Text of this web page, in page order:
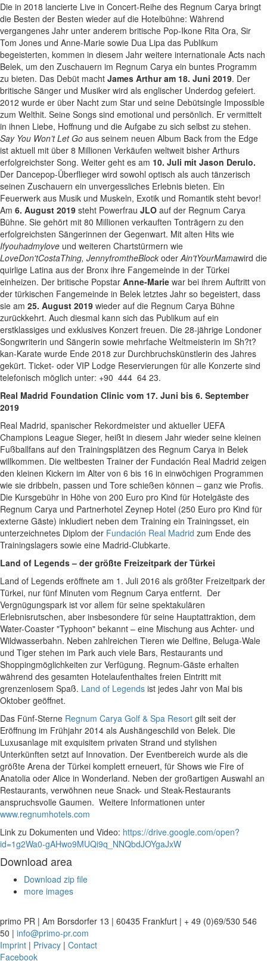
Die in 2018 lancierte Live in Concert-Reihe des Regnum Carya bringt
die Besten der Besten wieder auf die Hotelbühne: Während
vergangenes Jahr unter anderem britische Pop-Ikone Rita Ora, Sir
Tom Jones und Anne-Marie sowie Dua Lipa das Publikum
begeisterten, kommen in diesem Jahr weitere internationale Acts nach
Belek, um den Zuschauern im Regnum Carya ein buntes Programm
zu bieten. Das Debüt macht James Arthur am 18. Juni 2019. Der
britische Sänger und Musiker wird als englischer Underdog gefeiert.
2012 wurde er über Nacht zum Star und seine Debütsingle Impossible
zum Welthit. Seine Songs sind emotional und persönlich. Er vermittelt
in ihnen Liebe, Hoffnung und die Aufgabe zu sich selbst zu stehen.
Say You Won’t Let Go aus seinem neuen Album Back from the Edge
ist aktuell mit über 8 Millionen Verkäufen weltweit bisher Arthurs
erfolgreichster Song. Weiter geht es am 10. Juli mit Jason Derulo.
Der Dancepop-Überflieger wird sowohl optisch als auch tänzerisch
seinen Zuschauern ein unvergessliches Erlebnis bieten. Ein
Feuerwerk aus Musik und Muskeln, Exotik und Romantik steht bevor!
Am 6. August 2019 steht Powerfrau JLO auf der Regnum Carya
Bühne. Sie gehört mit 80 Millionen verkauften Tonträgern zu den
erfolgreichsten Sängerinnen der Gegenwart. Mit alten Hits wie
Ifyouhadmylove und weiteren Chartstürmern wie
LoveDon'tCostaThing, JennyfromtheBlock oderAin'tYourMamawird die
quirlige Latina aus der Bronx ihre Fangemeinde in der Türkei
einheizen. Der britische Popstar Anne-Marie war bei ihrem Auftritt von
der türkischen Fangemeinde in Belek letztes Jahr so begeistert, dass
sie am 25. August 2019 wieder auf die Regnum Carya Bühne
zurückkehrt. Auch diesmal kann sich das Publikum auf ein
erstklassiges und exklusives Konzert freuen. Die 28-jährige Londoner
Songwriterin und Sängerin sowie mehrfache Weltmeisterin im Sh?t?
kan-Karate wurde Ende 2018 zur Durchbruchskünstlerin des Jahres
gekürt. Ticket- oder VIP Lodge Reservierungen für alle Konzerte sind
telefonisch möglich unter: +90 444 64 23.
Real Madrid Foundation Clinic vom 17. Juni bis 6. September
2019
Real Madrid, spanischer Rekordmeister und aktueller UEFA
Champions League Sieger, heißt in diesem Jahr wieder seine kleinen
Fußballfans auf den Trainingsplätzen des Regnum Carya in Belek
willkommen. Die weltbesten Trainer der Fundación Real Madrid zeigen
den kleinen Kickern im Alter von 6 bis 16 in einwöchigen Programmen
wie sie dribbeln, passen und Tore schießen können – ganz wie Profis.
Die Kursgebühr in Höhe von 200 Euro pro Kind für Hotelgäste des
Regnum Carya und Partnerhotel Zeynep Hotel (250 Euro pro Kind für
externe Gäste) inkludiert neben dem Training ein Trainingsset, ein
unterzeichnetes Diplom der Fundación Real Madrid zum Ende des
Trainingslagers sowie eine Madrid-Clubkarte.
Land of Legends – der größte Freizeitpark der Türkei
Land of Legends eröffnete am 1. Juli 2016 als größter Freizeitpark der
Türkei, nur fünf Minuten vom Regnum Carya entfernt. Der
Vergnügungspark ist vor allem für seine spektakulären
Erlebnisrutschen, aber insbesondere für seine Hauptattraktion, dem
Water-Coaster "Typhoon" bekannt – eine Mischung aus Achter- und
Wildwasserbahn. Neben zahlreichen Tieren wie Delfine, Beluga-Wale
und Tiger stehen im Park auch viele Bars, Restaurants und
Shoppingmöglichkeiten zur Verfügung. Regnum-Gäste erhalten
während des gesamten Hotelaufenthaltes freien Eintritt mit
grenzenlosem Spaß. Land of Legends ist jedes Jahr von Mai bis
Oktober geöffnet.
Das Fünf-Sterne Regnum Carya Golf & Spa Resort gilt seit der
Eröffnung im Frühjahr 2014 als Aushängeschild von Belek. Die
Luxusanlage mit exquisitem privaten Strand und stylishen
Unterkünften setzt auf Innovation. Der Eventbereich wurde als die
größte Arena der Türkei komplett erneuert, für Shows wie Fire of
Anatolia oder Alice in Wonderland. Neben der großartigen Auswahl an
Restaurants, verwöhnen neue Snack- und Steak-Restaurants
anspruchsvolle Gaumen. Weitere Informationen unter
www.regnumhotels.com
Link zu Dokumenten und Video: https://drive.google.com/open?
id=1g2Wa0-gAHwo9MUQi9q_NNQbdJOYgaJxW
Download area
Download zip file
more images
primo PR | Am Borsdorfer 13 | 60435 Frankfurt | + 49 (0)69/530 546
50 | info@primo-pr.com
Imprint | Privacy | Contact
Facebook